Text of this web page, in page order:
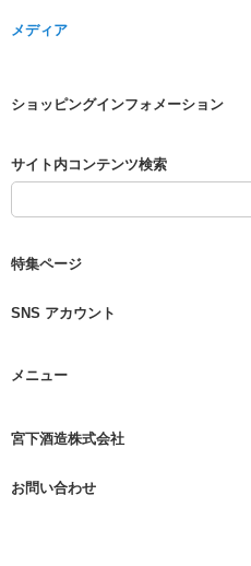
メディア
ショッピングインフォメーション
サイト内コンテンツ検索
特集ページ
SNS アカウント
メニュー
宮下酒造株式会社
お問い合わせ